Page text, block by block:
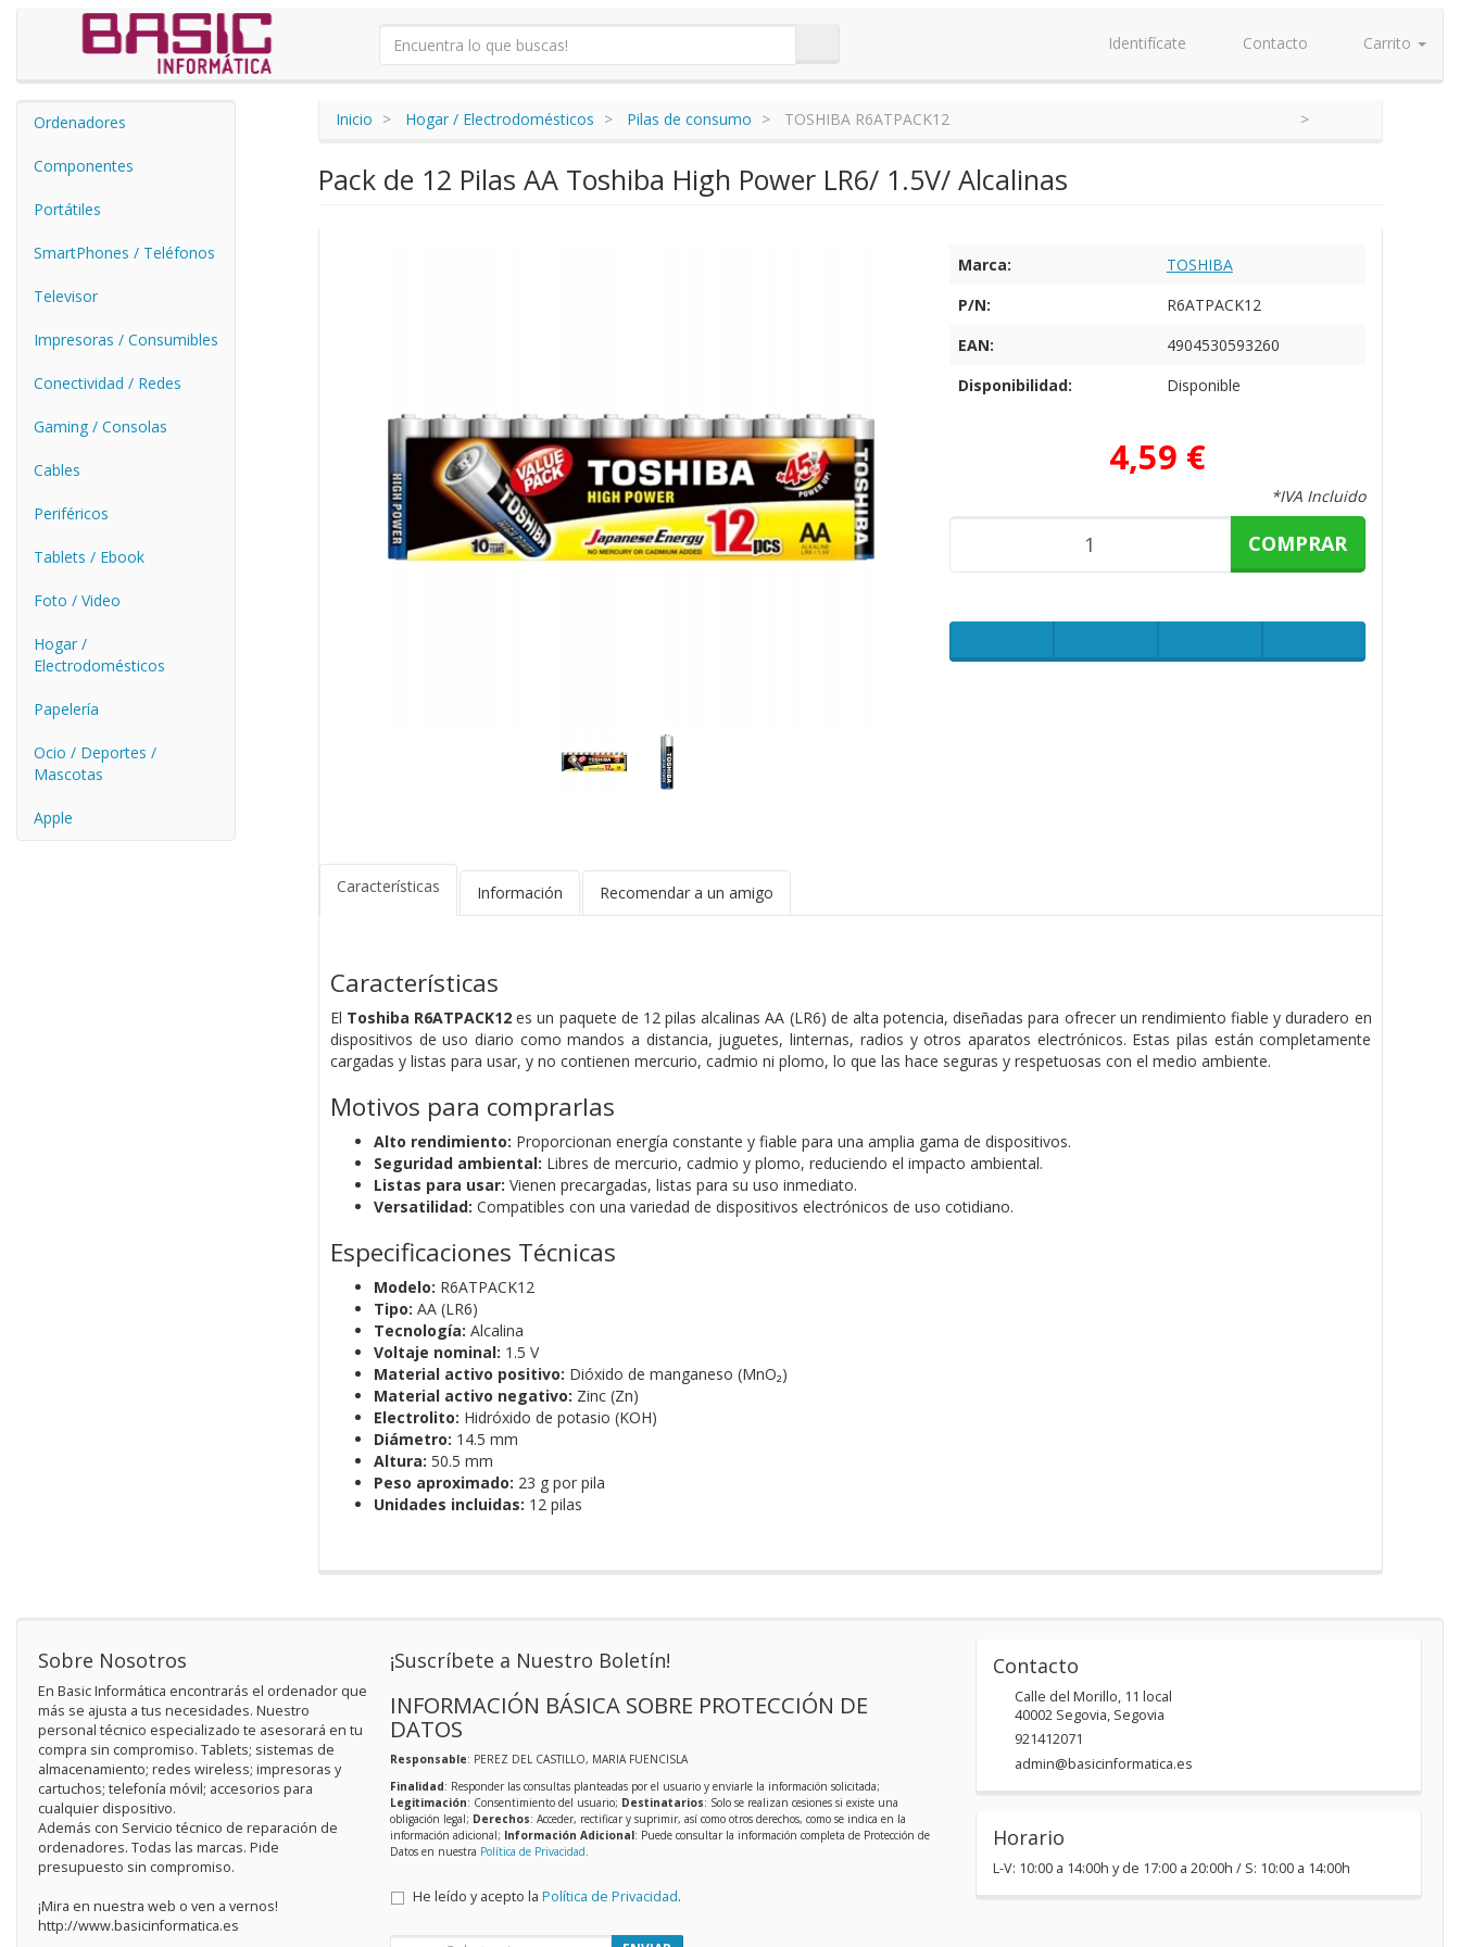
Identifícate Contacto Carrito
Ordenadores
Componentes
Portátiles
SmartPhones / Teléfonos
Televisor
Impresoras / Consumibles
Conectividad / Redes
Gaming / Consolas
Cables
Periféricos
Tablets / Ebook
Foto / Video
Hogar /
Electrodomésticos
Papelería
Ocio / Deportes /
Mascotas
Apple
Inicio Hogar / Electrodomésticos Pilas de consumo TOSHIBA R6ATPACK12
Pack de 12 Pilas AA Toshiba High Power LR6/ 1.5V/ Alcalinas
Marca:
TOSHIBA
P/N:
R6ATPACK12
EAN:
4904530593260
Disponibilidad:
Disponible
4,59 €
*IVA Incluido
COMPRAR
Características Información Recomendar a un amigo
Características
El Toshiba R6ATPACK12 es un paquete de 12 pilas alcalinas AA (LR6) de alta potencia, diseñadas para ofrecer un rendimiento fiable y duradero en
dispositivos de uso diario como mandos a distancia, juguetes, linternas, radios y otros aparatos electrónicos. Estas pilas están completamente
cargadas y listas para usar, y no contienen mercurio, cadmio ni plomo, lo que las hace seguras y respetuosas con el medio ambiente.
Motivos para comprarlas
Alto rendimiento: Proporcionan energía constante y fiable para una amplia gama de dispositivos.
Seguridad ambiental: Libres de mercurio, cadmio y plomo, reduciendo el impacto ambiental.
Listas para usar: Vienen precargadas, listas para su uso inmediato.
Versatilidad: Compatibles con una variedad de dispositivos electrónicos de uso cotidiano.
Especificaciones Técnicas
Modelo: R6ATPACK12
Tipo: AA (LR6)
Tecnología: Alcalina
Voltaje nominal: 1.5 V
Material activo positivo: Dióxido de manganeso (MnO₂)
Material activo negativo: Zinc (Zn)
Electrolito: Hidróxido de potasio (KOH)
Diámetro: 14.5 mm
Altura: 50.5 mm
Peso aproximado: 23 g por pila
Unidades incluidas: 12 pilas
Sobre Nosotros
En Basic Informática encontrarás el ordenador que
más se ajusta a tus necesidades. Nuestro
personal técnico especializado te asesorará en tu
compra sin compromiso. Tablets; sistemas de
almacenamiento; redes wireless; impresoras y
cartuchos; telefonía móvil; accesorios para
cualquier dispositivo.
Además con Servicio técnico de reparación de
ordenadores. Todas las marcas. Pide
presupuesto sin compromiso.
¡Mira en nuestra web o ven a vernos!
http://www.basicinformatica.es
¡Suscríbete a Nuestro Boletín!
INFORMACIÓN BÁSICA SOBRE PROTECCIÓN DE
DATOS
Responsable: PEREZ DEL CASTILLO, MARIA FUENCISLA
Finalidad: Responder las consultas planteadas por el usuario y enviarle la información solicitada;
Legitimación: Consentimiento del usuario; Destinatarios: Solo se realizan cesiones si existe una
obligación legal; Derechos: Acceder, rectificar y suprimir, así como otros derechos, como se indica en la
información adicional; Información Adicional: Puede consultar la información completa de Protección de
Datos en nuestra Política de Privacidad.
He leído y acepto la Política de Privacidad.
Contacto
Calle del Morillo, 11 local
40002 Segovia, Segovia
921412071
admin@basicinformatica.es
Horario
L-V: 10:00 a 14:00h y de 17:00 a 20:00h / S: 10:00 a 14:00h